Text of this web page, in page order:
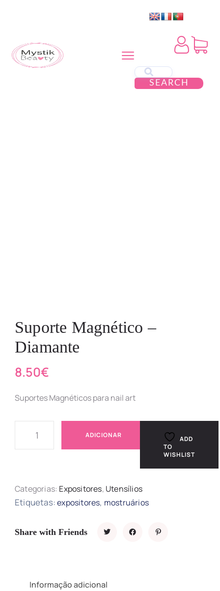
SEARCH
Suporte Magnético –
Diamante
8.50€
Suportes Magnéticos para nail art
ADICIONAR
ADD
TO
WISHLIST
Categorias: Expositores, Utensílios
Etiquetas:expositores, mostruários
Share with Friends
Informação adicional